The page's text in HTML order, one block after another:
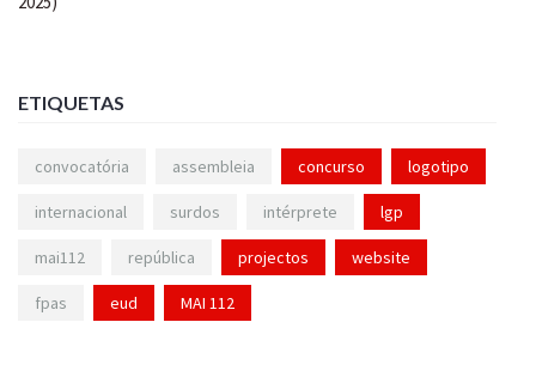
ETIQUETAS
convocatória assembleia concurso logotipo
internacional surdos intérprete lgp
mai112 república projectos website
fpas eud MAI 112